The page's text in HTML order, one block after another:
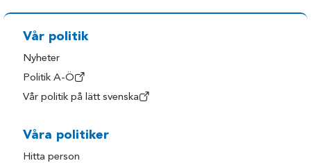
Vår politik
Nyheter
Politik A-Ö
Vår politik på lätt svenska
Våra politiker
Hitta person